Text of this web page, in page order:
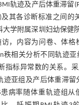
轨迹及产后体重滞留
及其各诊断标准之间的
大学附属深圳妇幼保健
，内容为问卷、体格
秩相关分析不同轨迹
指标异常数的关系。采
迹亚组及产后体重滞留
患病率随体重轨迹组从